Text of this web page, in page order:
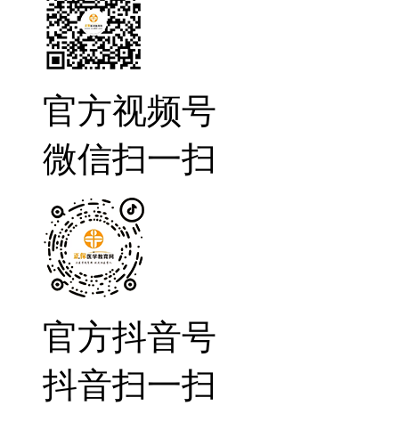
官方视频号
微信扫一扫
官方抖音号
抖音扫一扫